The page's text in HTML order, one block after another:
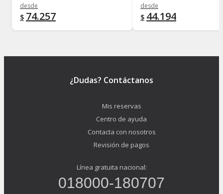
desde
$ 74.257
desde
$ 44.194
¿Dudas? Contáctanos
Mis reservas
Centro de ayuda
Contacta con nosotros
Revisión de pagos
Línea gratuita nacional:
018000-180707